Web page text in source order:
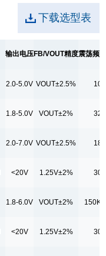
下载选型表
输出电压FB/VOUT精度震荡频
2.0-5.0V VOUT±2.5%
1.8-5.0V VOUT±2%
2.0-7.0V VOUT±2.5%
<20V 1.25V±2%
1.8-6.0V VOUT±2% 150K/
<20V 1.25V±2%